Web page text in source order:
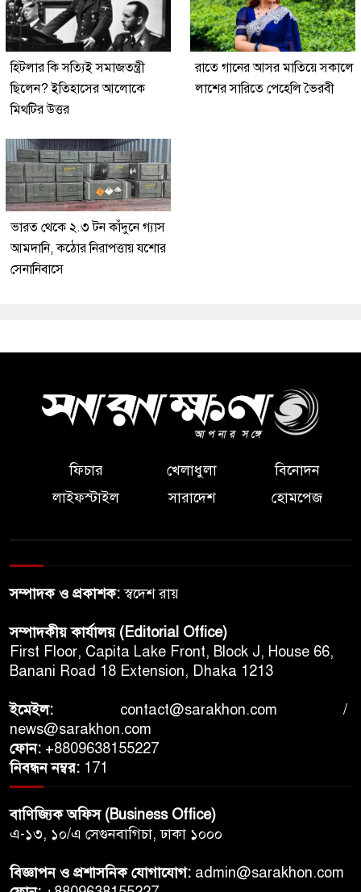
হিটলার কি সত্যিই সমাজতন্ত্রী
ছিলেন? ইতিহাসের আলোকে
মিথটির উত্তর
রাতে গানের আসর মাতিয়ে সকালে
লাশের সারিতে পেহেলি ভৈরবী
ভারত থেকে ২.৩ টন কাঁদুনে গ্যাস
আমদানি, কঠোর নিরাপত্তায় যশোর
সেনানিবাসে
ফিচার খেলাধুলা
বিনোদন
লাইফস্টাইল
সারাদেশ হোমপেজ
সম্পাদক ও প্রকাশক:স্বদেশ রায়
সম্পাদকীয় কার্যালয় (Editorial Office)
First Floor, Capita Lake Front, Block J, House 66,
Banani Road 18 Extension, Dhaka 1213
ইমেইল: contact@sarakhon.com /
news@sarakhon.com
ফোন: +8809638155227
নিবন্ধন নম্বর: 171
বাণিজ্যিক অফিস (Business Office)
এ-১৩, ১০/এ সেগুনবাগিচা, ঢাকা ১০০০
বিজ্ঞাপন ও প্রশাসনিক যোগাযোগ: admin@sarakhon.com